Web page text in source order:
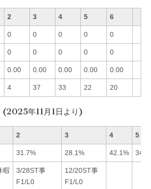
2 3 4 5 6
0 0 0 0 0
0 0 0 0 0
0.00 0.00 0.00 0.00 0.00
4 37 33 22 20
(2025年11月1日より)
2 3 4 5
31.7% 28.1% 42.1%
暇
3/28ST事
F1/L0
12/20ST事
F1/L0